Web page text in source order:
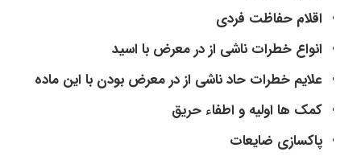
اقلام حفاظت فردی
انواع خطرات ناشی از در معرض با اسید
علایم خطرات حاد ناشی از در معرض بودن با این ماده
کمک ها اولیه و اطفاء حریق
پاکسازی ضایعات